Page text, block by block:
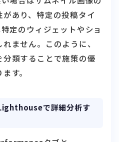
定のウィジェットやショ
ません。このように、
分類することで施策の優
ます。
タブと